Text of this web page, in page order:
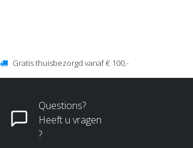
Gratis thuisbezorgd vanaf € 100,-
Questions?
Heeft u vragen
?